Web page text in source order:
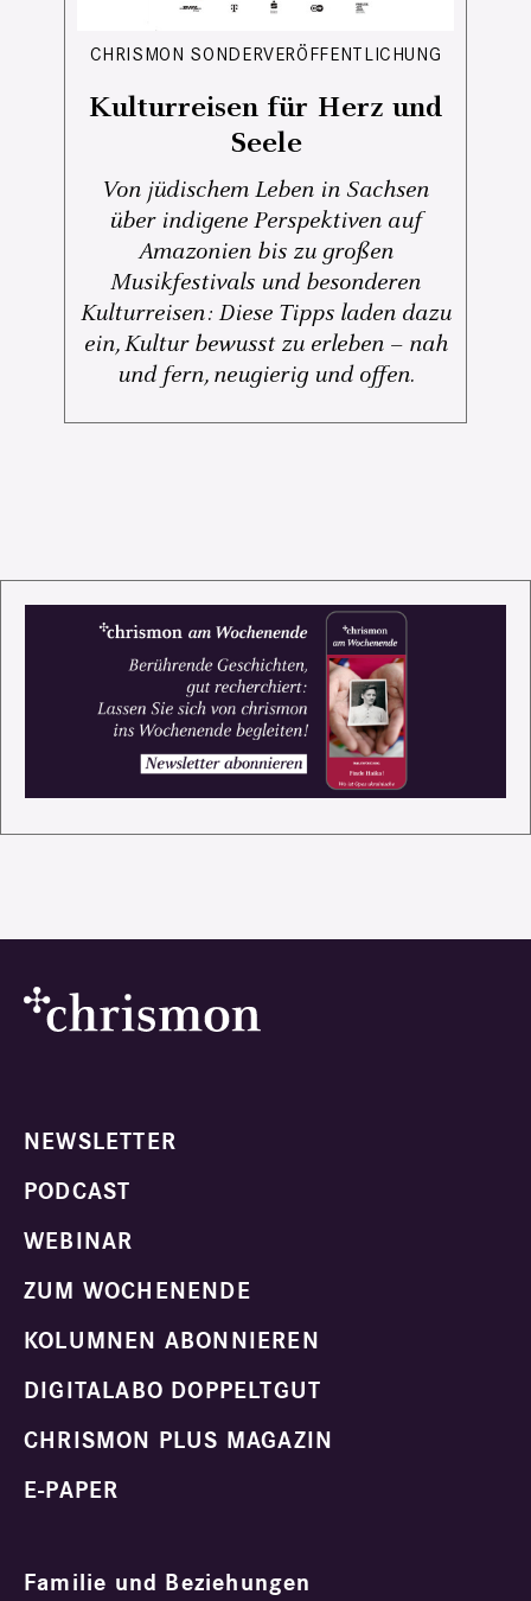
CHRISMON SONDERVERÖFFENTLICHUNG
Kulturreisen für Herz und
Seele
Von jüdischem Leben in Sachsen
über indigene Perspektiven auf
Amazonien bis zu großen
Musikfestivals und besonderen
Kulturreisen: Diese Tipps laden dazu
ein, Kultur bewusst zu erleben – nah
und fern, neugierig und offen.
NEWSLETTER
PODCAST
WEBINAR
ZUM WOCHENENDE
KOLUMNEN ABONNIEREN
DIGITALABO DOPPELTGUT
CHRISMON PLUS MAGAZIN
E-PAPER
Familie und Beziehungen